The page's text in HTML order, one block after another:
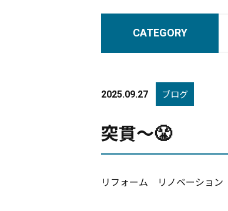
CATEGORY
2025.09.27 ブログ
突貫〜😤
リフォーム リノベーショ